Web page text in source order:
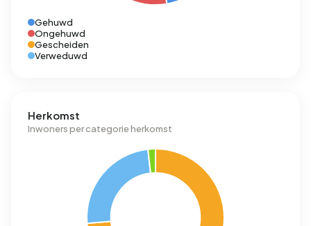
Gehuwd
Ongehuwd
Gescheiden
Verweduwd
Herkomst
Inwoners per categorie herkomst